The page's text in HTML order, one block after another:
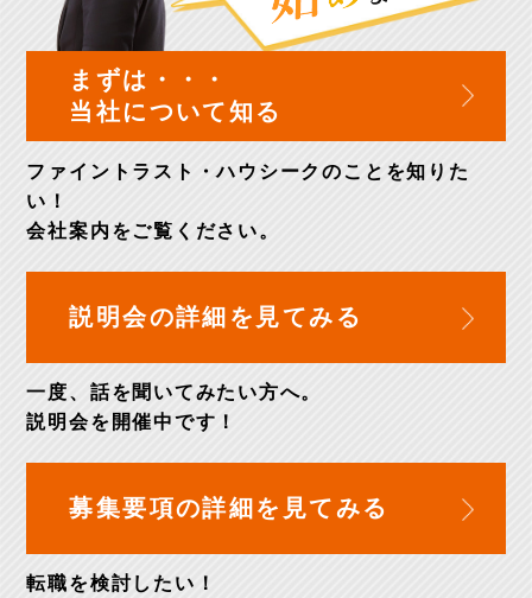
まずは・・・
当社について知る
ファイントラスト・ハウシークのことを知りた
い！
会社案内 をご覧ください。
説明会の詳細を 見てみる
一度、話を聞いてみたい方へ。
説明会を開催中です！
募集要項の詳細を 見てみる
転職を検討したい！